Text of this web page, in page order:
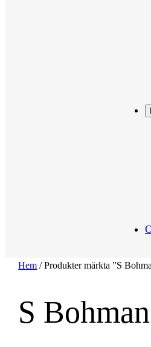
Hem / Produkter märkta ”S
S Bohman